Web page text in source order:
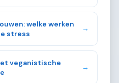
welke werken
stress
→
veganistische
→